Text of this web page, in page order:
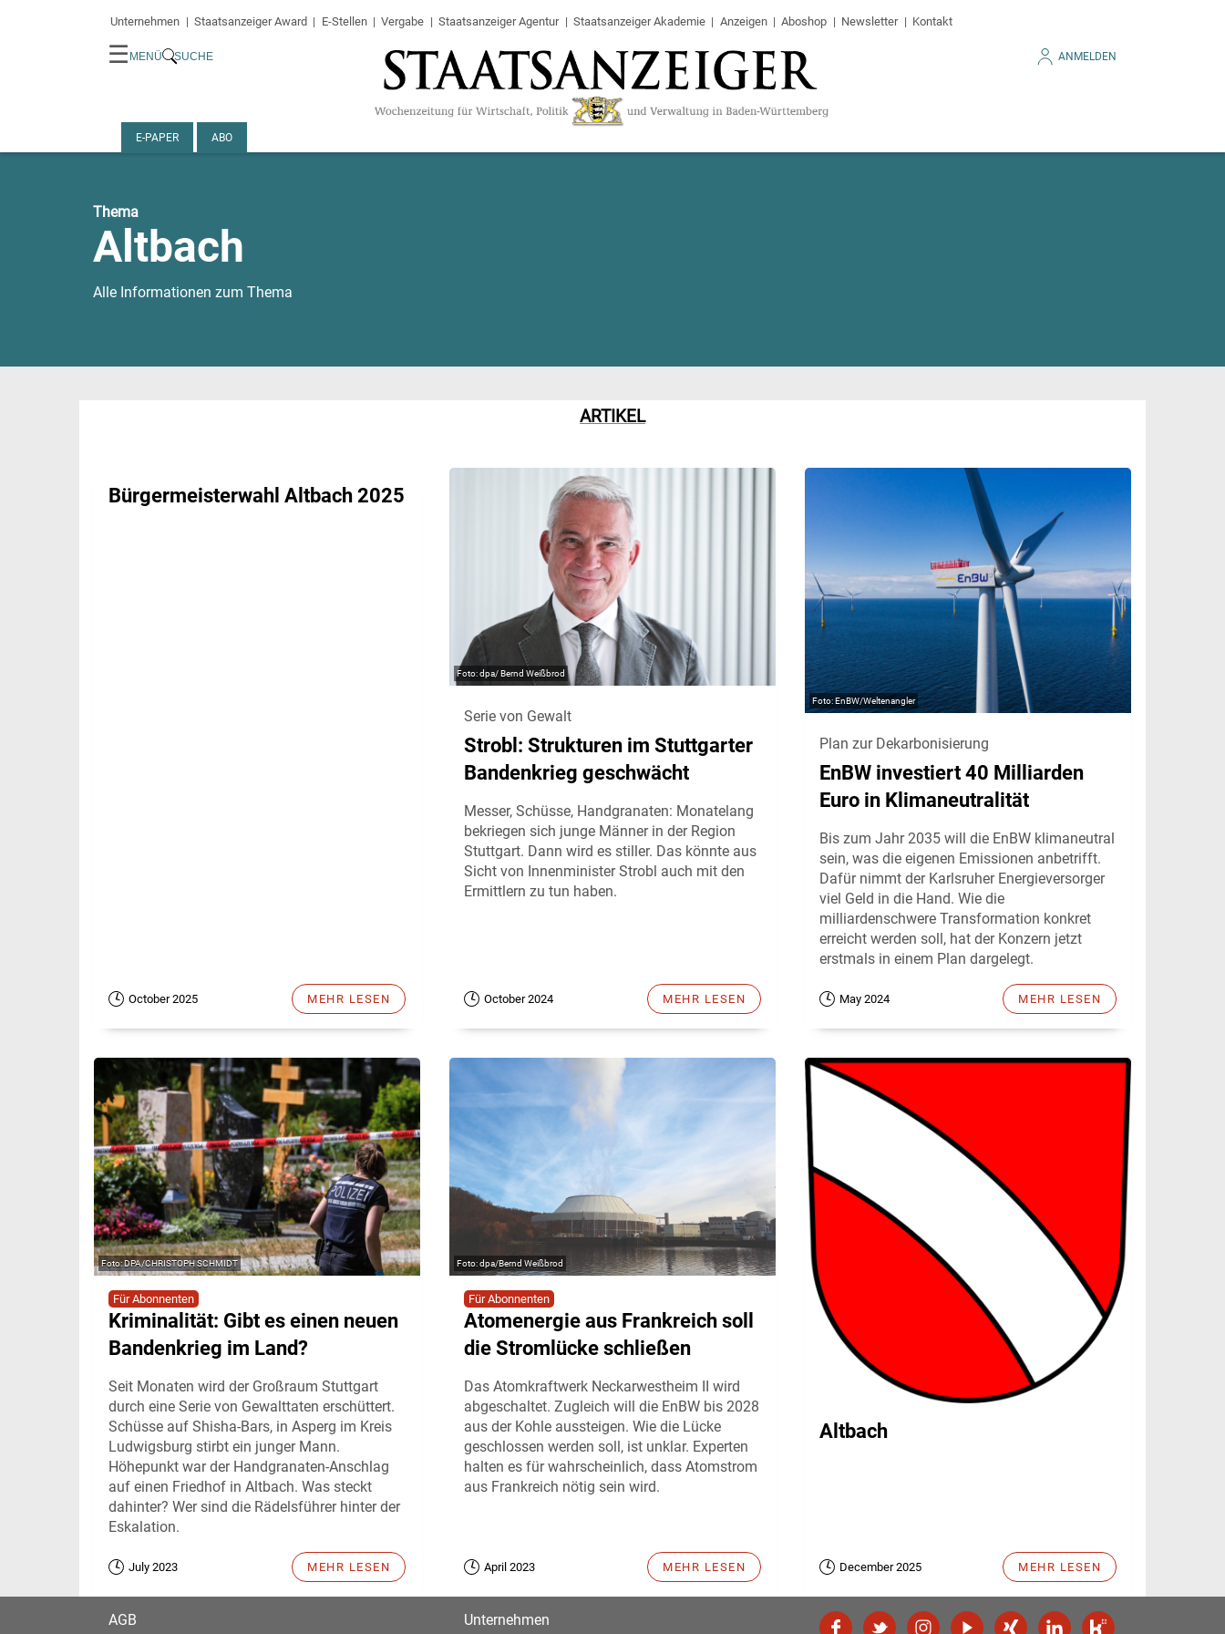
Unternehmen Staatsanzeiger Award E-Stellen Vergabe Staatsanzeiger Agentur Staatsanzeiger Akademie Anzeigen Aboshop Newsletter Kontakt
☰ MENÜ SUCHE ANMELDEN
E-PAPER ABO
Thema
Altbach
Alle Informationen zum Thema
ARTIKEL
Bürgermeisterwahl Altbach 2025
October 2025 MEHR LESEN
dpa/ Bernd Weißbrod
Serie von Gewalt
Strobl: Strukturen im Stuttgarter
Bandenkrieg geschwächt
Messer, Schüsse, Handgranaten: Monatelang
bekriegen sich junge Männer in der Region
Stuttgart. Dann wird es stiller. Das könnte aus
Sicht von Innenminister Strobl auch mit den
Ermittlern zu tun haben.
October 2024 MEHR LESEN
EnBW/Weltenangler
Plan zur Dekarbonisierung
EnBW investiert 40 Milliarden
Euro in Klimaneutralität
Bis zum Jahr 2035 will die EnBW klimaneutral
sein, was die eigenen Emissionen anbetrifft.
Dafür nimmt der Karlsruher Energieversorger
viel Geld in die Hand. Wie die
milliardenschwere Transformation konkret
erreicht werden soll, hat der Konzern jetzt
erstmals in einem Plan dargelegt.
May 2024 MEHR LESEN
DPA/CHRISTOPH SCHMIDT
Für Abonnenten
Kriminalität: Gibt es einen neuen
Bandenkrieg im Land?
Seit Monaten wird der Großraum Stuttgart
durch eine Serie von Gewalttaten erschüttert.
Schüsse auf Shisha-Bars, in Asperg im Kreis
Ludwigsburg stirbt ein junger Mann.
Höhepunkt war der Handgranaten-Anschlag
auf einen Friedhof in Altbach. Was steckt
dahinter? Wer sind die Rädelsführer hinter der
Eskalation.
July 2023 MEHR LESEN
dpa/Bernd Weißbrod
Für Abonnenten
Atomenergie aus Frankreich soll
die Stromlücke schließen
Das Atomkraftwerk Neckarwestheim II wird
abgeschaltet. Zugleich will die EnBW bis 2028
aus der Kohle aussteigen. Wie die Lücke
geschlossen werden soll, ist unklar. Experten
halten es für wahrscheinlich, dass Atomstrom
aus Frankreich nötig sein wird.
April 2023 MEHR LESEN
Altbach
December 2025 MEHR LESEN
AGB Unternehmen